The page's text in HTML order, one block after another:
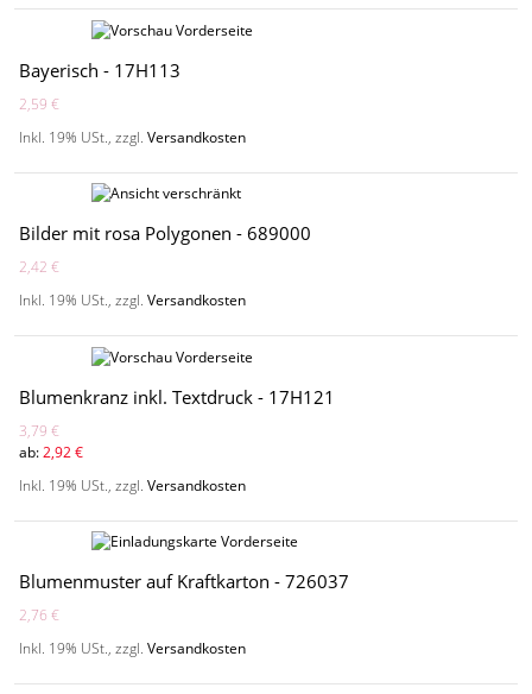
Bayerisch - 17H113
2,59 €
Inkl. 19% USt.,zzgl.Versandkosten
Bilder mit rosa Polygonen - 689000
2,42 €
Inkl. 19% USt.,zzgl.Versandkosten
Blumenkranz inkl. Textdruck - 17H121
3,79 €
ab:2,92 €
Inkl. 19% USt.,zzgl.Versandkosten
Blumenmuster auf Kraftkarton - 726037
2,76 €
Inkl. 19% USt.,zzgl.Versandkosten